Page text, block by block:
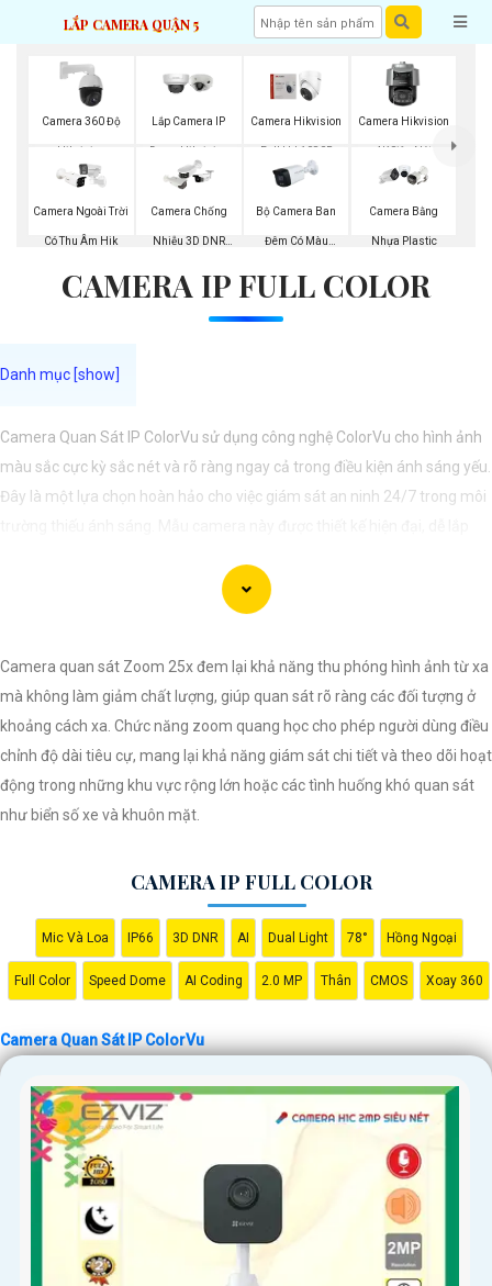
LẮP CAMERA QUẬN 5
Camera 360 Độ
Hikvision
Lắp Camera IP
Dome Hikvision
Camera Hikvision
Full Hd 1080P
Camera Hikvision
4K Siêu Nét
Camera Ngoài Trời
Có Thu Âm Hik
Camera Chống
Nhiễu 3D DNR
Bộ Camera Ban
Đêm Có Màu
Camera Bằng
Nhựa Plastic
CAMERA IP FULL COLOR
Camera Quan Sát IP ColorVu sử dụng công nghệ ColorVu cho hình ảnh
màu sắc cực kỳ sắc nét và rõ ràng ngay cả trong điều kiện ánh sáng yếu.
Đây là một lựa chọn hoàn hảo cho việc giám sát an ninh 24/7 trong môi
gia đình, hay nhà kho. Camera Quan Sát IP ColorVu cung cấp khả năng
quan sát từ xa qua hệ thống mạng internet, giúp bạn dễ dàng theo dõi
Camera quan sát Zoom 25x đem lại khả năng thu phóng hình ảnh từ xa
mà không làm giảm chất lượng, giúp quan sát rõ ràng các đối tượng ở
khoảng cách xa. Chức năng zoom quang học cho phép người dùng điều
chỉnh độ dài tiêu cự, mang lại khả năng giám sát chi tiết và theo dõi hoạt
động trong những khu vực rộng lớn hoặc các tình huống khó quan sát
như biển số xe và khuôn mặt.
CAMERA IP FULL COLOR
Mic Và Loa IP66 3D DNR AI Dual Light 78° Hồng Ngoại
Full Color Speed Dome AI Coding 2.0 MP Thân CMOS Xoay 360
Camera Quan Sát IP ColorVu